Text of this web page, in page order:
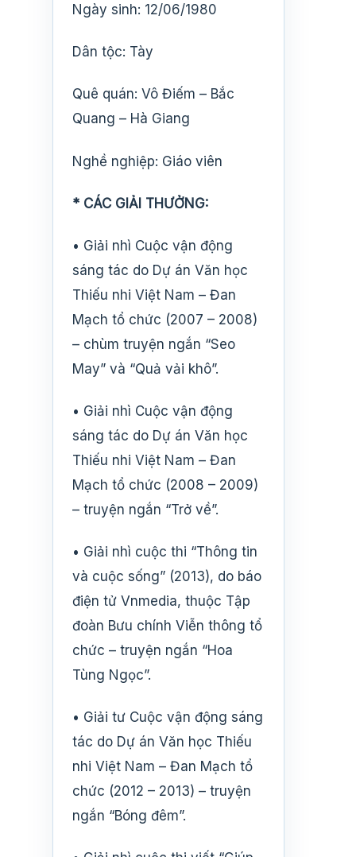
Ngày sinh: 12/06/1980
Dân tộc: Tày
Quê quán: Vô Điếm – Bắc
Quang – Hà Giang
Nghề nghiệp: Giáo viên
* CÁC GIẢI THƯỞNG:
• Giải nhì Cuộc vận động
sáng tác do Dự án Văn học
Thiếu nhi Việt Nam – Đan
Mạch tổ chức (2007 – 2008)
– chùm truyện ngắn “Seo
May” và “Quả vải khô”.
• Giải nhì Cuộc vận động
sáng tác do Dự án Văn học
Thiếu nhi Việt Nam – Đan
Mạch tổ chức (2008 – 2009)
– truyện ngắn “Trở về”.
• Giải nhì cuộc thi “Thông tin
và cuộc sống” (2013), do báo
điện tử Vnmedia, thuộc Tập
đoàn Bưu chính Viễn thông tổ
chức – truyện ngắn “Hoa
Tùng Ngọc”.
• Giải tư Cuộc vận động sáng
tác do Dự án Văn học Thiếu
nhi Việt Nam – Đan Mạch tổ
chức (2012 – 2013) – truyện
ngắn “Bóng đêm”.